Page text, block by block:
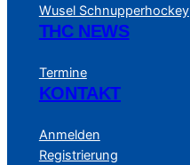
Wusel Schnupperhockey
THC NEWS
Termine
KONTAKT
Anmelden
Registrierung